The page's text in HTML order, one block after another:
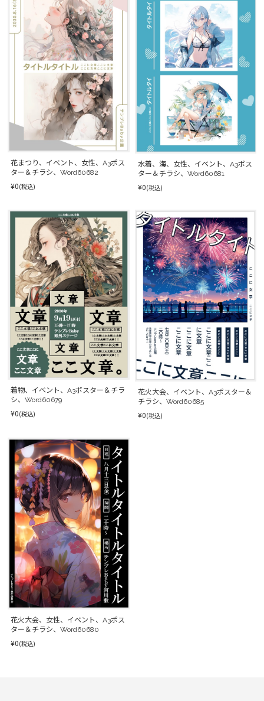
花まつり、イベント、女性、A3ポス
ター＆チラシ、Word60682
¥0(税込)
水着、海、女性、イベント、A3ポス
ター＆チラシ、Word60681
¥0(税込)
着物、イベント、A3ポスター＆チラ
シ、Word60679
¥0(税込)
花火大会、イベント、A3ポスター＆
チラシ、Word60685
¥0(税込)
花火大会、女性、イベント、A3ポス
ター＆チラシ、Word60680
¥0(税込)